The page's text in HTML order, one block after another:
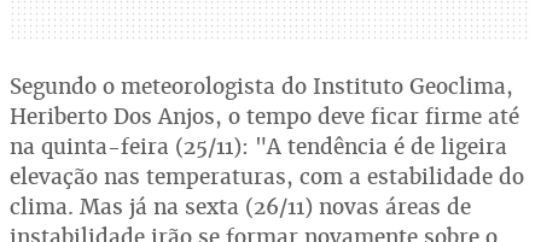
Segundo o meteorologista do Instituto Geoclima,
Heriberto Dos Anjos, o tempo deve ficar firme até
na quinta-feira (25/11): "A tendência é de ligeira
elevação nas temperaturas, com a estabilidade do
clima. Mas já na sexta (26/11) novas áreas de
instabilidade irão se formar novamente sobre o